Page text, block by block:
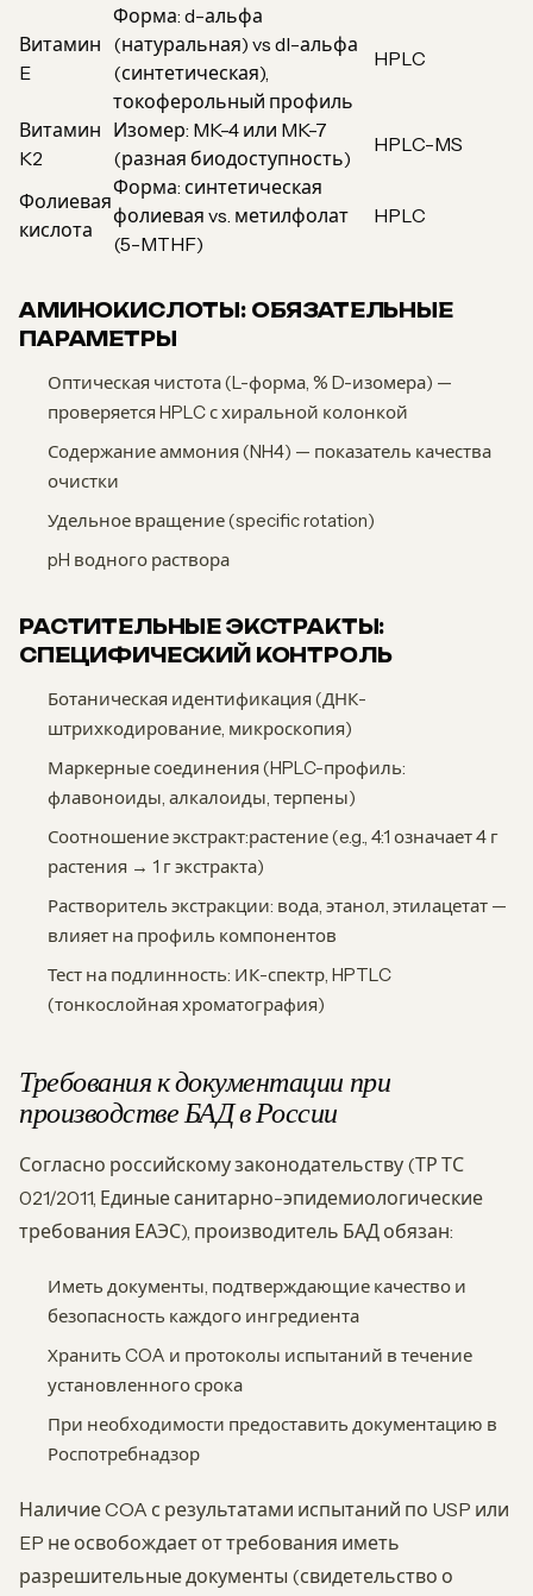
Витамин
E
Форма: d-альфа
(натуральная) vs dl-альфа
(синтетическая),
токоферольный профиль
HPLC
Витамин
K2
Изомер: MK-4 или MK-7
(разная биодоступность)
HPLC-MS
Фолиевая
кислота
Форма: синтетическая
фолиевая vs. метилфолат
(5-MTHF)
HPLC
АМИНОКИСЛОТЫ: ОБЯЗАТЕЛЬНЫЕ
ПАРАМЕТРЫ
Оптическая чистота (L-форма, % D-изомера) —
проверяется HPLC с хиральной колонкой
Содержание аммония (NH4) — показатель качества
очистки
Удельное вращение (specific rotation)
pH водного раствора
РАСТИТЕЛЬНЫЕ ЭКСТРАКТЫ:
СПЕЦИФИЧЕСКИЙ КОНТРОЛЬ
Ботаническая идентификация (ДНК-
штрихкодирование, микроскопия)
Маркерные соединения (HPLC-профиль:
флавоноиды, алкалоиды, терпены)
Соотношение экстракт:растение (e.g., 4:1 означает 4 г
растения → 1 г экстракта)
Растворитель экстракции: вода, этанол, этилацетат —
влияет на профиль компонентов
Тест на подлинность: ИК-спектр, HPTLC
(тонкослойная хроматография)
Требования к документации при
производстве БАД в России
Согласно российскому законодательству (ТР ТС
021/2011, Единые санитарно-эпидемиологические
требования ЕАЭС), производитель БАД обязан:
Иметь документы, подтверждающие качество и
безопасность каждого ингредиента
Хранить COA и протоколы испытаний в течение
установленного срока
При необходимости предоставить документацию в
Роспотребнадзор
Наличие COA с результатами испытаний по USP или
EP не освобождает от требования иметь
разрешительные документы (свидетельство о